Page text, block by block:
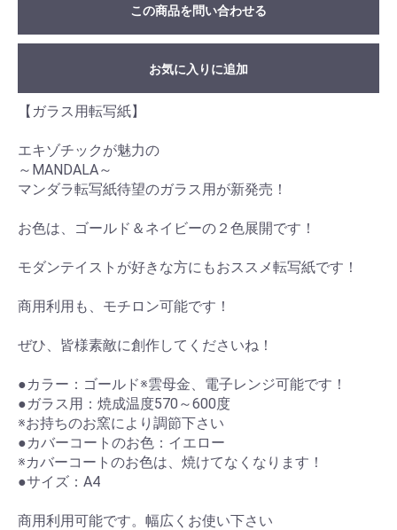
この商品を問い合わせる
お気に入りに追加
【ガラス用転写紙】
エキゾチックが魅力の
～MANDALA～
マンダラ転写紙待望のガラス用が新発売！
お色は、ゴールド＆ネイビーの２色展開です！
モダンテイストが好きな方にもおススメ転写紙です！
商用利用も、モチロン可能です！
ぜひ、皆様素敵に創作してくださいね！
●カラー：ゴールド※雲母金、電子レンジ可能です！
●ガラス用：焼成温度570～600度
※お持ちのお窯により調節下さい
●カバーコートのお色：イエロー
※カバーコートのお色は、焼けてなくなります！
●サイズ：A4
商用利用可能です。幅広くお使い下さい